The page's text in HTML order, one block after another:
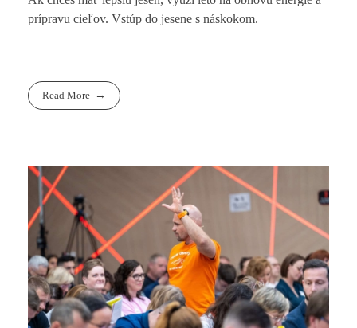
prípravu cieľov. Vstúp do jesene s náskokom.
Read More